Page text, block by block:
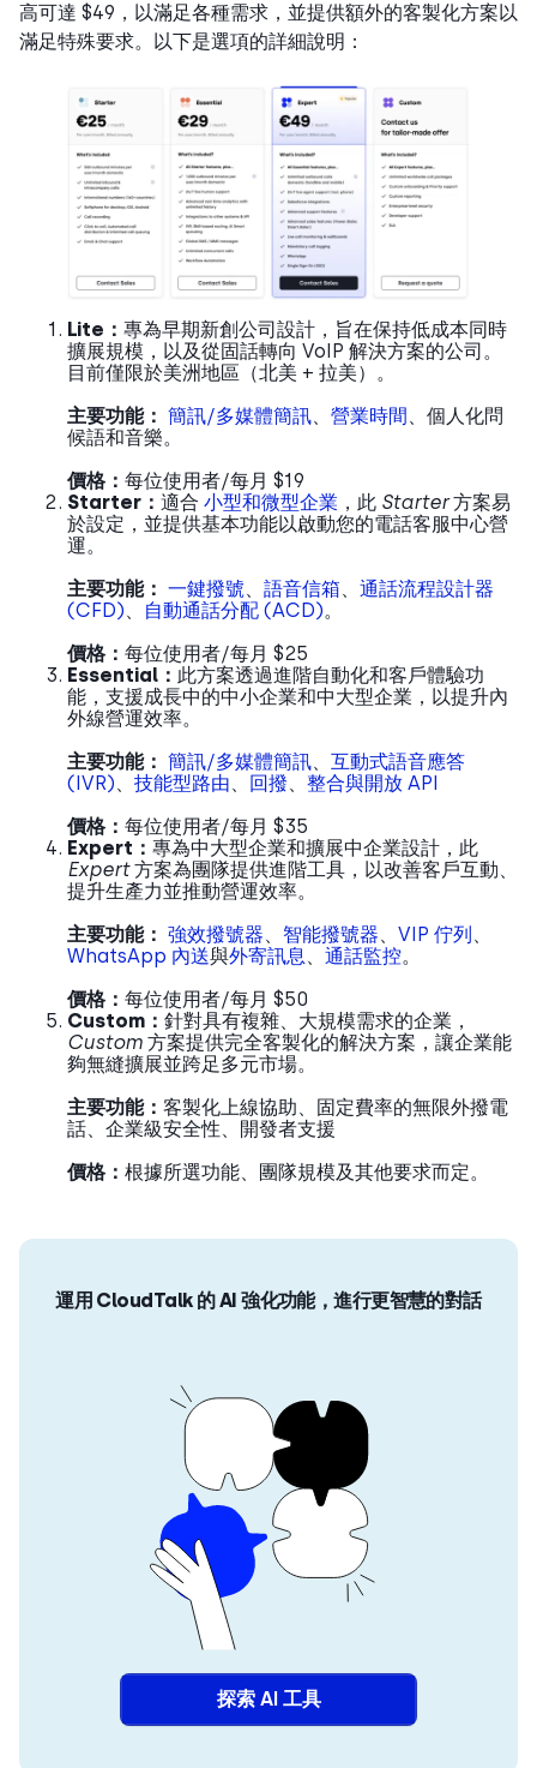
高可達 $49，以滿足各種需求，並提供額外的客製化方案以
滿足特殊要求。以下是選項的詳細說明：
Lite： 專為早期新創公司設計，旨在保持低成本同時
擴展規模，以及從固話轉向 VoIP 解決方案的公司。
目前僅限於美洲地區（北美 + 拉美）。
主要功能： 簡訊/多媒體簡訊 營業時間 、個人化問
候語和音樂。
價格： 每位使用者/每月 $19
Starter： 適合 小型和微型企業 ，此 Starter方案易
於設定，並提供基本功能以啟動您的電話客服中心營
運。
主要功能： 一鍵撥號 語音信箱
通話流程設計器
(CFD)
自動通話分配 (ACD)。
價格： 每位使用者/每月 $25
Essential： 此方案透過進階自動化和客戶體驗功
能，支援成長中的中小企業和中大型企業，以提升內
外線營運效率。
主要功能： 簡訊/多媒體簡訊
互動式語音應答
(IVR)
技能型路由 回撥
整合與開放 API
價格： 每位使用者/每月 $35
Expert： 專為中大型企業和擴展中企業設計，此
Expert方案為團隊提供進階工具，以改善客戶互動、
提升生產力並推動營運效率。
主要功能： 強效撥號器 智能撥號器 VIP 佇列
WhatsApp 內送與外寄訊息 通話監控。
價格： 每位使用者/每月 $50
Custom： 針對具有複雜、大規模需求的企業，
Custom 方案提供完全客製化的解決方案，讓企業能
夠無縫擴展並跨足多元市場。
主要功能： 客製化上線協助、固定費率的無限外撥電
話、企業級安全性、開發者支援
價格： 根據所選功能、團隊規模及其他要求而定。
運用 CloudTalk 的 AI 強化功能，進行更智慧的對話
探索 AI 工具